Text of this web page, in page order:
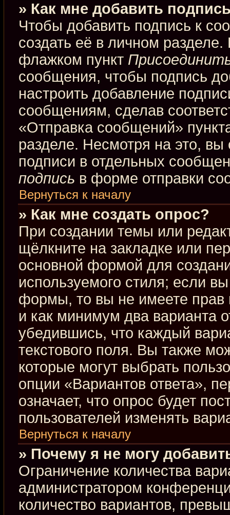
» Как мне добавить
Чтобы добавить подпись к
создать её в личном
флажком пункт
сообщения, чтобы подпись
настроить добавление
сообщениям, сделав
«Отправка сообщений»
разделе. Несмотря на это,
подписи в отдельных
подпись в форме отправки
Вернуться к началу
» Как мне создать опрос?
При создании темы или
щёлкните на закладке или
основной формой для
используемого стиля; если
формы, то вы не имеете прав
и как минимум два варианта
убедившись, что каждый
текстового поля. Вы также
которые могут выбрать
опции «Вариантов ответа»,
означает, что опрос будет
пользователей изменять
Вернуться к началу
» Почему я не могу
Ограничение количества
администратором
количество вариантов,